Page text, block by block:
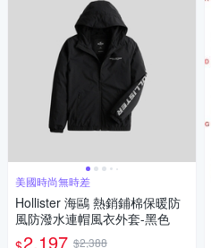
美國時尚無時差
Hollister 海鷗 熱銷鋪棉保暖防
風防潑水連帽風衣外套-黑色
2,197 $2,388